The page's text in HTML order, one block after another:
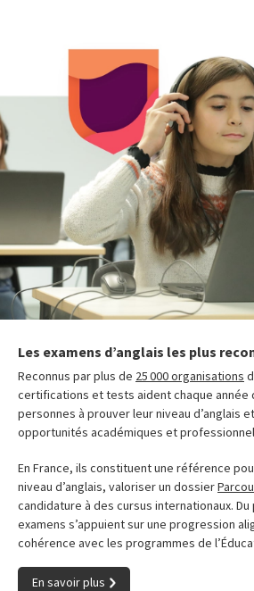
Les examens d’anglais les plus
Reconnus par plus de 25 000 organisations
certifications et tests aident chaque année
personnes à prouver leur niveau d’anglais
opportunités académiques et
En France, ils constituent une référence
niveau d’anglais, valoriser un dossier
candidature à des cursus internationaux.
examens s’appuient sur une progression
cohérence avec les programmes de
En savoir plus